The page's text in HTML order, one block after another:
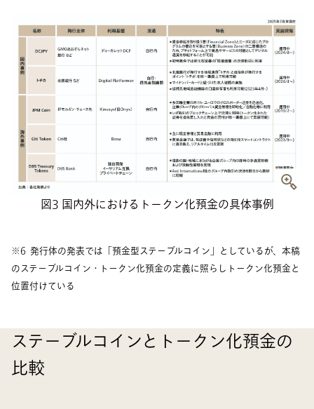
図3 国内外におけるトークン化預金の具体事例
※6 発行体の発表では「預金型ステーブルコイン」としているが、本稿
のステーブルコイン・トークン化預金の定義に照らしトークン化預金と
位置付けている
ステーブルコインとトークン化預金の
比較